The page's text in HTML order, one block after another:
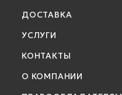
ДОСТАВКА
УСЛУГИ
КОНТАКТЫ
О КОМПАНИИ